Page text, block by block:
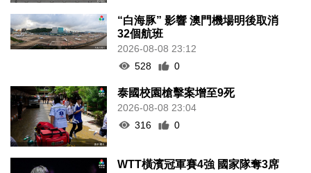
“白海豚” 影響 澳門機場明後取消
32個航班
2026-08-08 23:12
528
0
泰國校園槍擊案增至9死
2026-08-08 23:04
316
0
WTT橫濱冠軍賽4強 國家隊奪3席